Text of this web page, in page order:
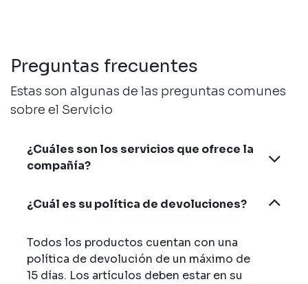
Preguntas frecuentes
Estas son algunas de las preguntas comunes
sobre el Servicio
¿Cuáles son los servicios que ofrece la
compañía?
¿Cuál es su política de devoluciones?
Todos los productos cuentan con una
política de devolución de un máximo de
15 días. Los artículos deben estar en su